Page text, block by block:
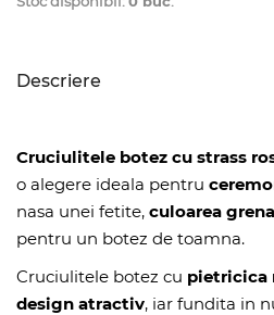
Descriere
Cruciulitele botez cu strass
o alegere ideala pentru
nasa unei fetite, culoarea grena
pentru un botez de toamna.
Cruciulitele botez cu pietricica
design atractiv, iar fundita in